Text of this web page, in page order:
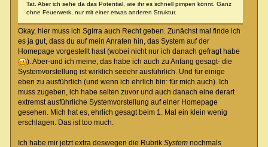
Tat. Aber ich sehe da das Potential, wie ihr es schnell pimpen könnt. Ganz
ohne Feuerwerk, nur mit einer etwas anderen Struktur.
Okay, hier muss ich Sgirra auch Recht geben. Zunächst mal finde ich
es ja gut, dass du auf mein Anraten hin, das System auf der
Homepage vorgestellt hast (wobei nicht nur ich danach gefragt habe
). Aber-und ich meine, das habe ich auch zu Anfang gesagt- die
Systemvorstellung ist wirklich seeehr ausführlich. Und für einige
eben zu ausführlich (und wenn ich ehrlich bin: für mich auch). Ich
muss zugeben, ich habe selten zuvor und auch danach eine derart
extremst ausführliche Systemvorstellung auf einer Homepage
gesehen. Mich hat es, ehrlich gesagt beim 1. Mal ein klein wenig
erschlagen. Das ist too much.
Ich habe mir jetzt extra deswegen die Rubrik Systemnochmals